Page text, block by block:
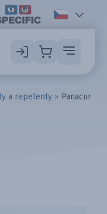
a repelenty » Panacur